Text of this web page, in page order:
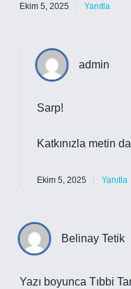
Ekim 5, 2025 Yanıtla
admin
Sarp!
Katkınızla metin
Ekim 5, 2025 Yanıtla
Belinay Tetik
Yazı boyunca Tıbbi